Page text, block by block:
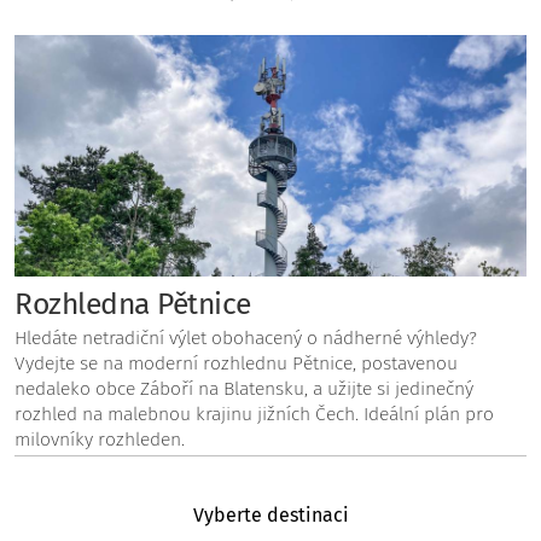
Rozhledna Pětnice
Hledáte netradiční výlet obohacený o nádherné výhledy?
Vydejte se na moderní rozhlednu Pětnice, postavenou
nedaleko obce Záboří na Blatensku, a užijte si jedinečný
rozhled na malebnou krajinu jižních Čech. Ideální plán pro
milovníky rozhleden.
Vyberte destinaci